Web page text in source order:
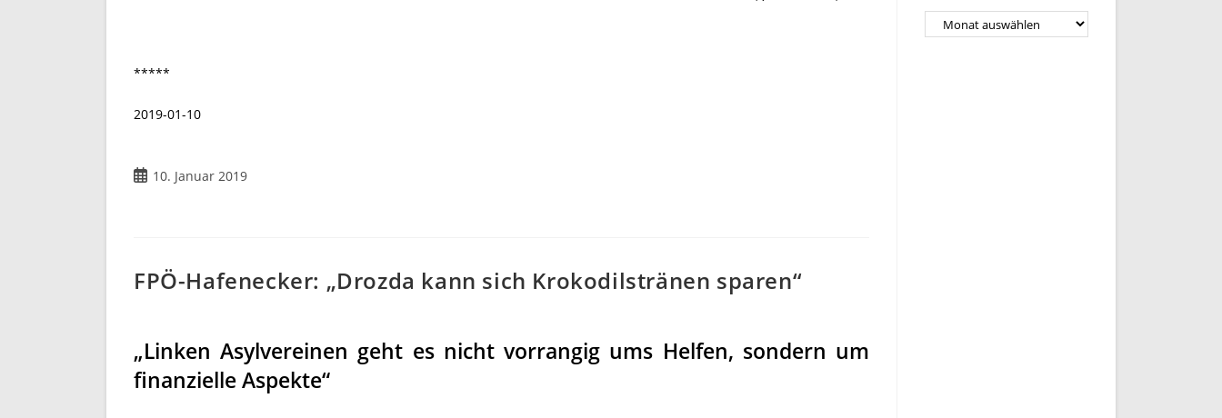
*****
2019-01-10
Beitrag10. Januar 2019
FPÖ-Hafenecker: „Drozda kann sich Krokodilstränen sparen“
„Linken Asylvereinen geht es nicht vorrangig ums Helfen, sondern um
finanzielle Aspekte“
Archiv